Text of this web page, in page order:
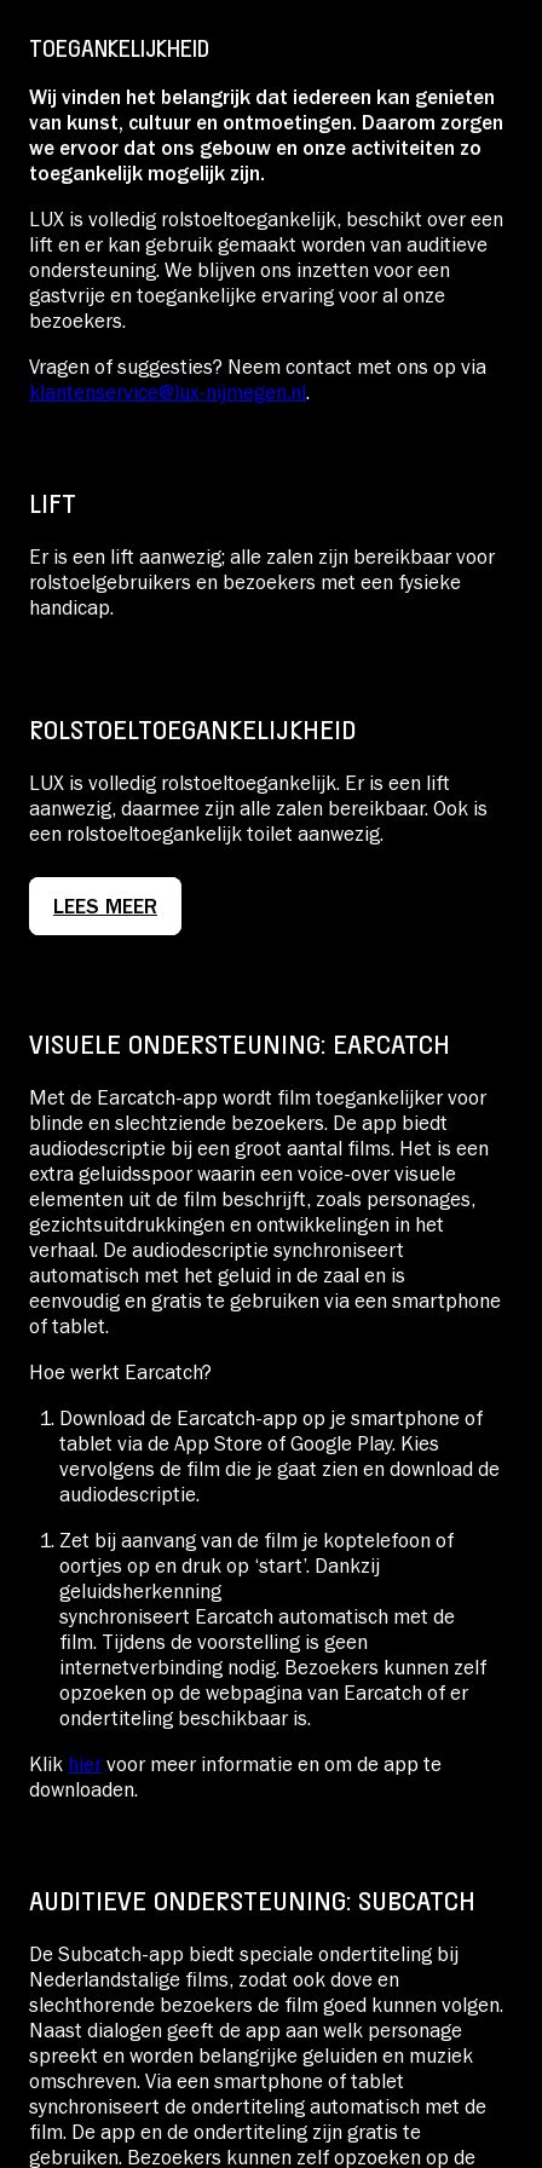
Over Stichting LUX
Account
Volg ons op:
TOEGANKELIJKHEID
Wij vinden het belangrijk dat iedereen kan genieten
van kunst, cultuur en ontmoetingen. Daarom zorgen
we ervoor dat ons gebouw en onze activiteiten zo
toegankelijk mogelijk zijn.
LUX is volledig rolstoeltoegankelijk, beschikt over een
lift en er kan gebruik gemaakt worden van auditieve
ondersteuning. We blijven ons inzetten voor een
gastvrije en toegankelijke ervaring voor al onze
bezoekers.
Vragen of suggesties? Neem contact met ons op via
klantenservice@lux-nijmegen.nl.
LIFT
Er is een lift aanwezig; alle zalen zijn bereikbaar voor
rolstoelgebruikers en bezoekers met een fysieke
handicap.
ROLSTOELTOEGANKELIJKHEID
LUX is volledig rolstoeltoegankelijk. Er is een lift
aanwezig, daarmee zijn alle zalen bereikbaar. Ook is
een rolstoeltoegankelijk toilet aanwezig.
LEES MEER
VISUELE ONDERSTEUNING: EARCATCH
Met de Earcatch-app wordt film toegankelijker voor
blinde en slechtziende bezoekers. De app biedt
audiodescriptie bij een groot aantal films. Het is een
extra geluidsspoor waarin een voice-over visuele
elementen uit de film beschrijft, zoals personages,
gezichtsuitdrukkingen en ontwikkelingen in het
verhaal. De audiodescriptie synchroniseert
automatisch met het geluid in de zaal en is
eenvoudig en gratis te gebruiken via een smartphone
of tablet.
Hoe werkt Earcatch?
Download de Earcatch-app op je smartphone of
tablet via de App Store of Google Play. Kies
vervolgens de film die je gaat zien en download de
audiodescriptie.
Zet bij aanvang van de film je koptelefoon of
oortjes op en druk op ‘start’. Dankzij
geluidsherkenning
synchroniseert Earcatch automatisch met de
film. Tijdens de voorstelling is geen
internetverbinding nodig. Bezoekers kunnen zelf
opzoeken op de webpagina van Earcatch of er
ondertiteling beschikbaar is.
Klik hiervoor meer informatie en om de app te
downloaden.
AUDITIEVE ONDERSTEUNING: SUBCATCH
De Subcatch-app biedt speciale ondertiteling bij
Nederlandstalige films, zodat ook dove en
slechthorende bezoekers de film goed kunnen volgen.
Naast dialogen geeft de app aan welk personage
spreekt en worden belangrijke geluiden en muziek
omschreven. Via een smartphone of tablet
synchroniseert de ondertiteling automatisch met de
film. De app en de ondertiteling zijn gratis te
gebruiken. Bezoekers kunnen zelf opzoeken op de